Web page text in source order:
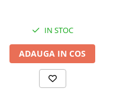
IN STOC
ADAUGA IN COS